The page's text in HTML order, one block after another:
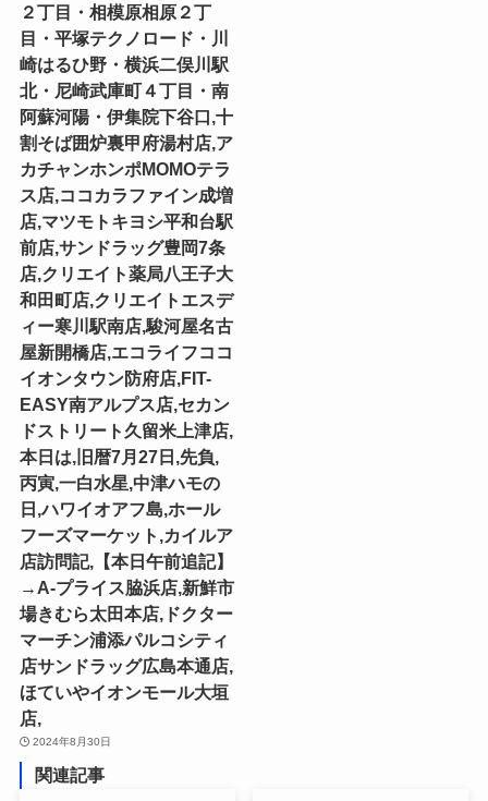
２丁目・相模原相原２丁
目・平塚テクノロード・川
崎はるひ野・横浜二俣川駅
北・尼崎武庫町４丁目・南
阿蘇河陽・伊集院下谷口,十
割そば囲炉裏甲府湯村店,ア
カチャンホンポMOMOテラ
ス店,ココカラファイン成増
店,マツモトキヨシ平和台駅
前店,サンドラッグ豊岡7条
店,クリエイト薬局八王子大
和田町店,クリエイトエスデ
ィー寒川駅南店,駿河屋名古
屋新開橋店,エコライフココ
イオンタウン防府店,FIT-
EASY南アルプス店,セカン
ドストリート久留米上津店,
本日は,旧暦7月27日,先負,
丙寅,一白水星,中津ハモの
日,ハワイオアフ島,ホール
フーズマーケット,カイルア
店訪問記,【本日午前追記】
→A-プライス脇浜店,新鮮市
場きむら太田本店,ドクター
マーチン浦添パルコシティ
店サンドラッグ広島本通店,
ほていやイオンモール大垣
店,
2024年8月30日
関連記事